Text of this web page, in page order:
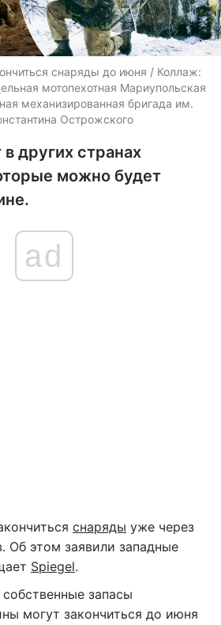
снаряды до июня / Коллаж:
мотопехотная Мариупольская
механизированная бригада им.
Острожского
других странах
можно будет
ad
снаряды уже через
Об этом заявили западные
Spiegel.
запасы
могут закончиться до июня